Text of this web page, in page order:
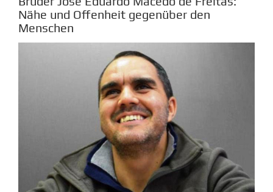
Nähe und Offenheit gegenüber den
Menschen